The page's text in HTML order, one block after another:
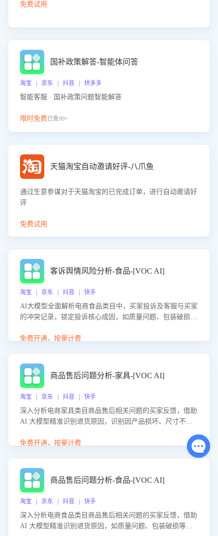
免费试用
国补政策解答-智能体问答
淘宝 | 京东 | 抖音 | 拼多多
智能客服 · 国补政策问题智能解答
限时免费已售99+
天猫淘宝自动邀请好评-八爪鱼
通过生意参谋对于天猫淘宝的已完成订单，进行自动邀请好
评
免费试用
客诉舆情风险分析-食品-[VOC AI]
淘宝 | 京东 | 抖音 | 快手
AI大模型全面解析电商食品类目中，买家投诉及客服与买家
的冲突记录，锁定投诉核心成因，如质量问题、包装破损
置差评防控，提升客户满意度。
免费开通，按量计费
商品售后问题分析-家具-[VOC AI]
淘宝 | 京东 | 抖音 | 快手
深入分析电商家具类目商品售后相关问题的买家反馈，借助
AI 大模型精准识别退货原因，识别因产品损坏、尺寸不符
力商家优化产品或服务，实现销售额的显著提升。
免费开通，按量计费
商品售后问题分析-食品-[VOC AI]
淘宝 | 京东 | 抖音 | 快手
深入分析电商食品类目商品售后相关问题的买家反馈，借助
AI 大模型精准识别退货原因，如质量问题、包装破损等，